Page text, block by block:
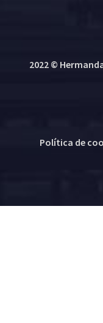
2022 ©
Política de